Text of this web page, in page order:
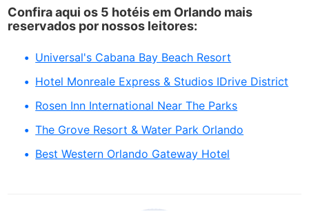
Confira aqui os 5 hotéis em Orlando mais
reservados por nossos leitores:
Universal's Cabana Bay Beach Resort
Hotel Monreale Express & Studios IDrive District
Rosen Inn International Near The Parks
The Grove Resort & Water Park Orlando
Best Western Orlando Gateway Hotel